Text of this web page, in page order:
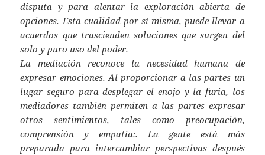
disputa y para alentar la exploración abierta de
opciones. Esta cualidad por sí misma, puede llevar a
acuerdos que trascienden soluciones que surgen del
solo y puro uso del poder.
La mediación reconoce la necesidad humana de
expresar emociones. Al proporcionar a las partes un
lugar seguro para desplegar el enojo y la furia, los
mediadores también permiten a las partes expresar
otros sentimientos, tales como preocupación,
comprensión y empatía:. La gente está más
preparada para intercambiar perspectivas después